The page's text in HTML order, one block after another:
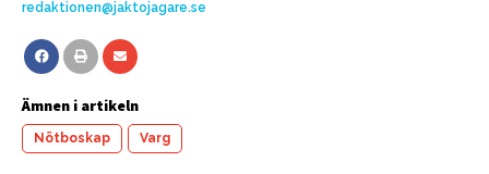
redaktionen@jaktojagare.se
Ämnen i artikeln
Nötboskap Varg